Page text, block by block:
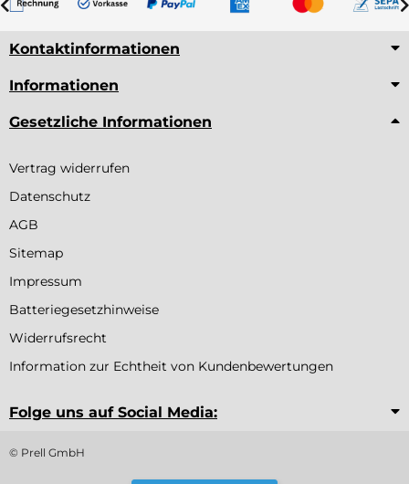
Kontaktinformationen
Informationen
Gesetzliche Informationen
Vertrag widerrufen
Datenschutz
AGB
Sitemap
Impressum
Batteriegesetzhinweise
Widerrufsrecht
Information zur Echtheit von Kundenbewertungen
Folge uns auf Social Media:
© Prell GmbH